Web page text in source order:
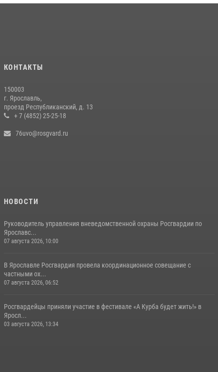
КОНТАКТЫ
150003
г. Ярославль,
проезд Республиканский, д. 13
+ 7 (4852) 25-25-18
76uvo@rosgvard.ru
НОВОСТИ
Руководитель управления вневедомственной охраны Росгвардии по
Ярославс...
07 августа 2026, 10:00
В Ярославле Росгвардия провела координационное совещание с
частными ох...
07 августа 2026, 06:52
Росгвардейцы приняли участие в фестивале «А Курба будет жить!» в
Яросл...
03 августа 2026, 13:34